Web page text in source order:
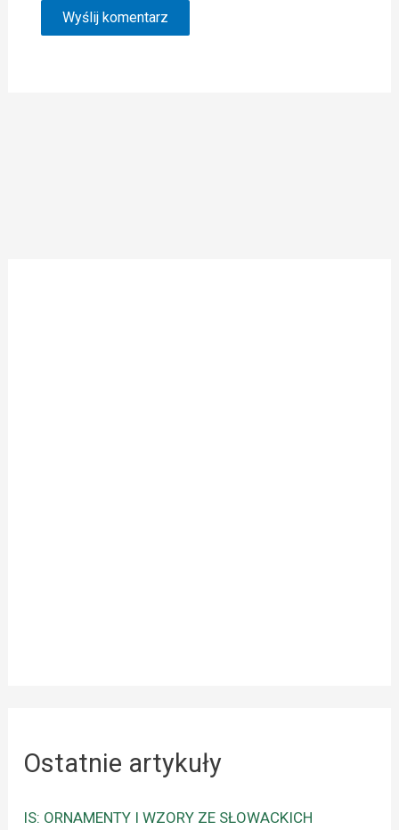
Ostatnie artykuły
IS: ORNAMENTY I WZORY ZE SŁOWACKICH